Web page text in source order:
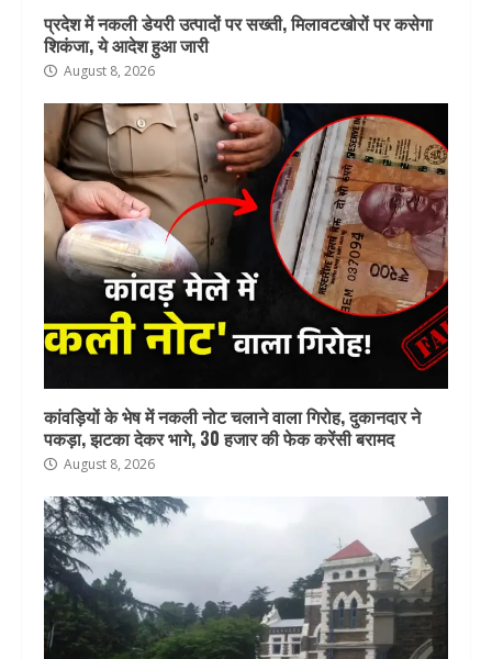
प्रदेश में नकली डेयरी उत्पादों पर सख्ती, मिलावटखोरों पर कसेगा
शिकंजा, ये आदेश हुआ जारी
August 8, 2026
कांवड़ियों के भेष में नकली नोट चलाने वाला गिरोह, दुकानदार ने
पकड़ा, झटका देकर भागे, 30 हजार की फेक करेंसी बरामद
August 8, 2026